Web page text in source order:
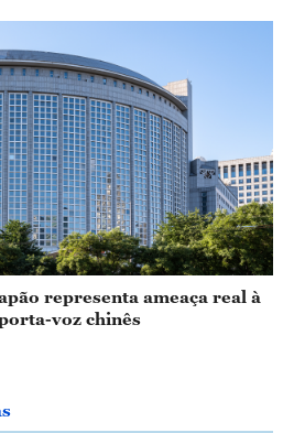
representa ameaça real à
voz chinês